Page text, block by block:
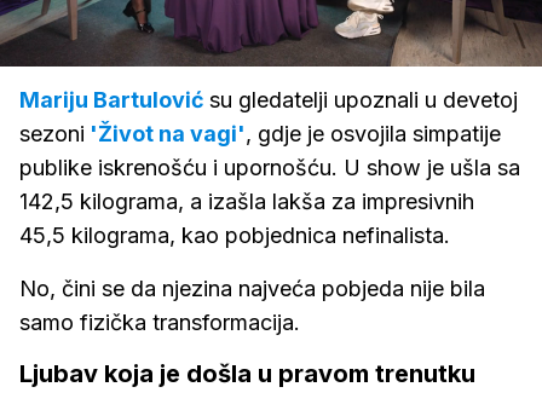
zvuk
Loaded:
2.61%
Mariju Bartulović su gledatelji upoznali u devetoj
sezoni 'Život na vagi', gdje je osvojila simpatije
publike iskrenošću i upornošću. U show je ušla sa
142,5 kilograma, a izašla lakša za impresivnih
45,5 kilograma, kao pobjednica nefinalista.
No, čini se da njezina najveća pobjeda nije bila
samo fizička transformacija.
Ljubav koja je došla u pravom trenutku